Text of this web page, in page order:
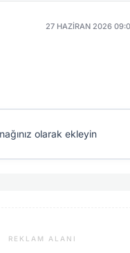
27 HAZIRAN 2026
olarak ekleyin
REKLAM ALANI